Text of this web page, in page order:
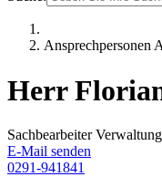
Ansprechpersonen
Herr
Sachbearbeiter Verwaltung
E-Mail senden
0291-941841